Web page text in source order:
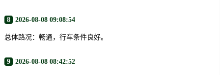
8 2026-08-08 09:08:54
总体路况：畅通，行车条件良好。
9 2026-08-08 08:42:52